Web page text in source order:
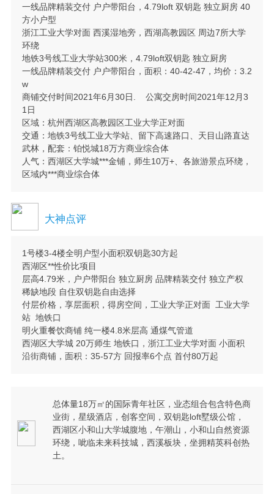
一线品牌精装交付 户户带阳台，4.79loft 双钥匙 独立厨房 40
方小户型
浙江工业大学对面 西溪湿地旁，西湖高教园区 周边7所大学
环绕
地铁3号线工业大学站300米，4.79loft双钥匙 独立厨房
一线品牌精装交付 户户带阳台，面积：40-42-47，均价：3.2
w
商铺交付时间2021年6月30日. 公寓交房时间2021年12月3
1日
区域：杭州西湖区高教园区工业大学正对面
交通：地铁3号线工业大学站、留下高速路口、天目山路直达
武林，配套：铂悦城18万方商业综合体
人气：西湖区大学城***金铺，师生10万+、各旅游景点环绕，
区域内***商业综合体
大神点评
1号楼3-4楼全明户型小面积双钥匙30方起
西湖区**性价比项目
层高4.79米，户户带阳台 独立厨房 品牌精装交付 独立产权
稀缺地段 自住双钥匙自由选择
付层价格，享层面积，得房空间，工业大学正对面 工业大学
站 地铁口
明火重餐饮商铺 纯一楼4.8米层高 通煤气管道
西湖区大学城 20万师生 地铁口，浙江工业大学对面 小面积
沿街商铺，面积：35-57方 回报率6个点 首付80万起
总体量18万㎡的国际青年社区，业态组合包含特色商
业街，星级酒店，创客空间，双钥匙loft墅级公馆，
西湖区小和山大学城腹地，午潮山，小和山自然资源
环绕，呲临未来科技城，西溪板块，坐拥精英科创热
土。